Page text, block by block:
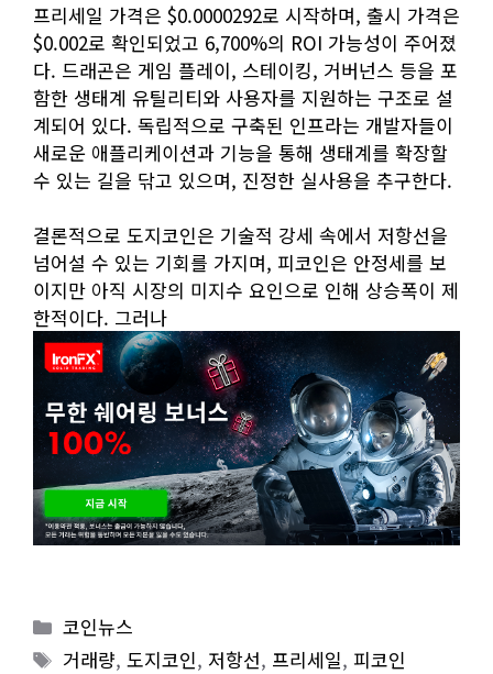
프리세일 가격은 $0.0000292로 시작하며, 출시 가격은
$0.002로 확인되었고 6,700%의 ROI 가능성이 주어졌
다. 드래곤은 게임 플레이, 스테이킹, 거버넌스 등을 포
함한 생태계 유틸리티와 사용자를 지원하는 구조로 설
계되어 있다. 독립적으로 구축된 인프라는 개발자들이
새로운 애플리케이션과 기능을 통해 생태계를 확장할
수 있는 길을 닦고 있으며, 진정한 실사용을 추구한다.
결론적으로 도지코인은 기술적 강세 속에서 저항선을
넘어설 수 있는 기회를 가지며, 피코인은 안정세를 보
이지만 아직 시장의 미지수 요인으로 인해 상승폭이 제
한적이다. 그러나
Categories
코인뉴스
Tags
거래량,도지코인, 저항선, 프리세일, 피코인